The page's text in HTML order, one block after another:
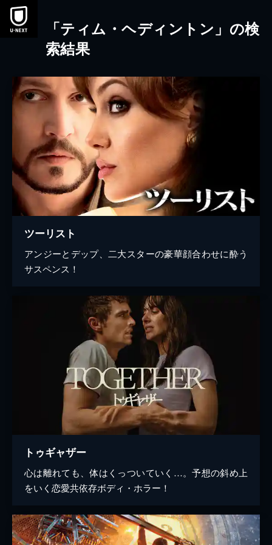
本文へスキップ
「ティム・ヘディントン」の検
索結果
ツーリスト
アンジーとデップ、二大スターの豪華顔合わせに酔う
サスペンス！
トゥギャザー
心は離れても、体はくっついていく…。予想の斜め上
をいく恋愛共依存ボディ・ホラー！